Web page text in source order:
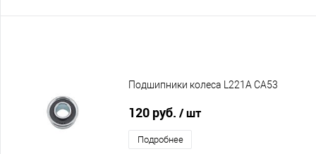
Подшипники колеса L221A CA53
120 руб. / шт
Подробнее